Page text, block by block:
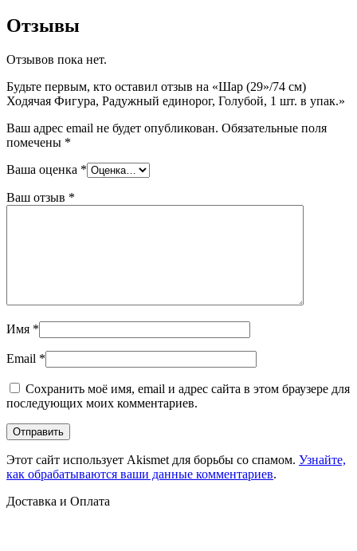
Отзывы
Отзывов пока нет.
Будьте первым, кто оставил отзыв на «Шар (29»/74 см)
Ходячая Фигура, Радужный единорог, Голубой, 1 шт. в упак.»
Ваш адрес email не будет опубликован. Обязательные поля
помечены *
Ваша оценка *
Ваш отзыв *
Имя *
Email *
Сохранить моё имя, email и адрес сайта в этом браузере для
последующих моих комментариев.
Этот сайт использует Akismet для борьбы со спамом. Узнайте,
как обрабатываются ваши данные комментариев.
Доставка и Оплата